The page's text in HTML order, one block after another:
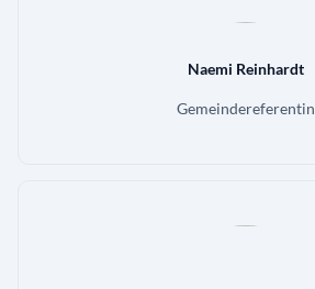
Naemi Reinhardt
Gemeindereferentin